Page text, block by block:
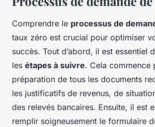
Comprendre le processus de
taux zéro est crucial pour optimiser
succès. Tout d’abord, il est essentiel
les étapes à suivre. Cela commence
préparation de tous les documents
les justificatifs de revenus, de
des relevés bancaires. Ensuite, il est
remplir soigneusement le formulaire